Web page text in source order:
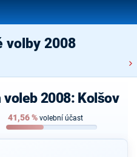
volby 2008
2008: Kolšov
41,56% volební účast